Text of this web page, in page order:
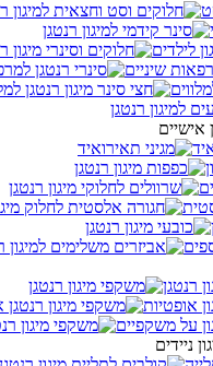
לילדים
שיניים
למיגון רנטגן
אישיים
רנטגן
אופטיות
על משקפיים
ניידים